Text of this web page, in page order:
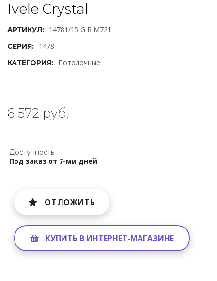
Ivele Crystal
АРТИКУЛ: 14781/15 G R M721
СЕРИЯ: 1478
КАТЕГОРИЯ: Потолочные
6 572 руб.
Доступность:
Под заказ от 7-ми дней
ОТЛОЖИТЬ
КУПИТЬ В ИНТЕРНЕТ-МАГАЗИНЕ